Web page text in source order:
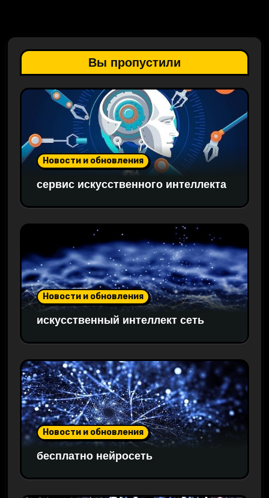
Вы пропустили
Новости и обновления
сервис искусственного интеллекта
Новости и обновления
искусственный интеллект сеть
Новости и обновления
бесплатно нейросеть